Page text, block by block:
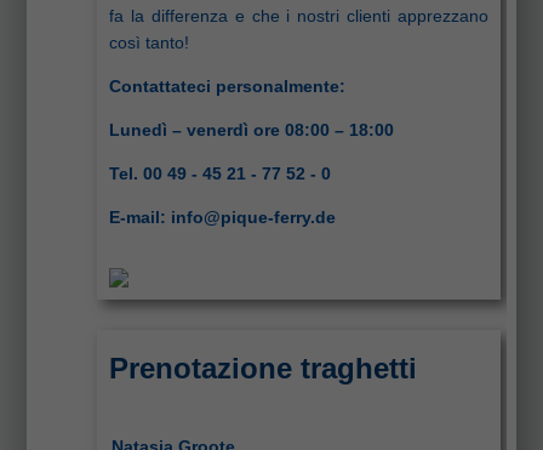
fa la differenza e che i nostri clienti apprezzano
così tanto!
Contattateci personalmente:
Lunedì – venerdì ore 08:00 – 18:00
Tel. 00 49 - 45 21 - 77 52 - 0
E-mail: info@pique-ferry.de
Prenotazione traghetti